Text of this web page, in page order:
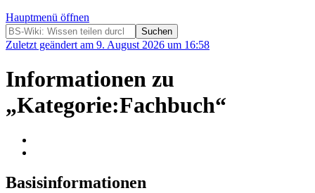
Hauptmenü öffnen
Zuletzt geändert am 9. August 2026 um 16:58
Informationen zu
„Kategorie:Fachbuch“
Basisinformationen